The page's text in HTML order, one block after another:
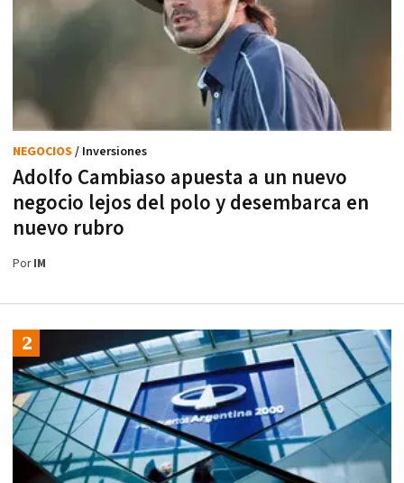
Adolfo Cambiaso apuesta a un nuevo
negocio lejos del polo y desembarca en
nuevo rubro
NEGOCIOS / Inversiones
PorIM